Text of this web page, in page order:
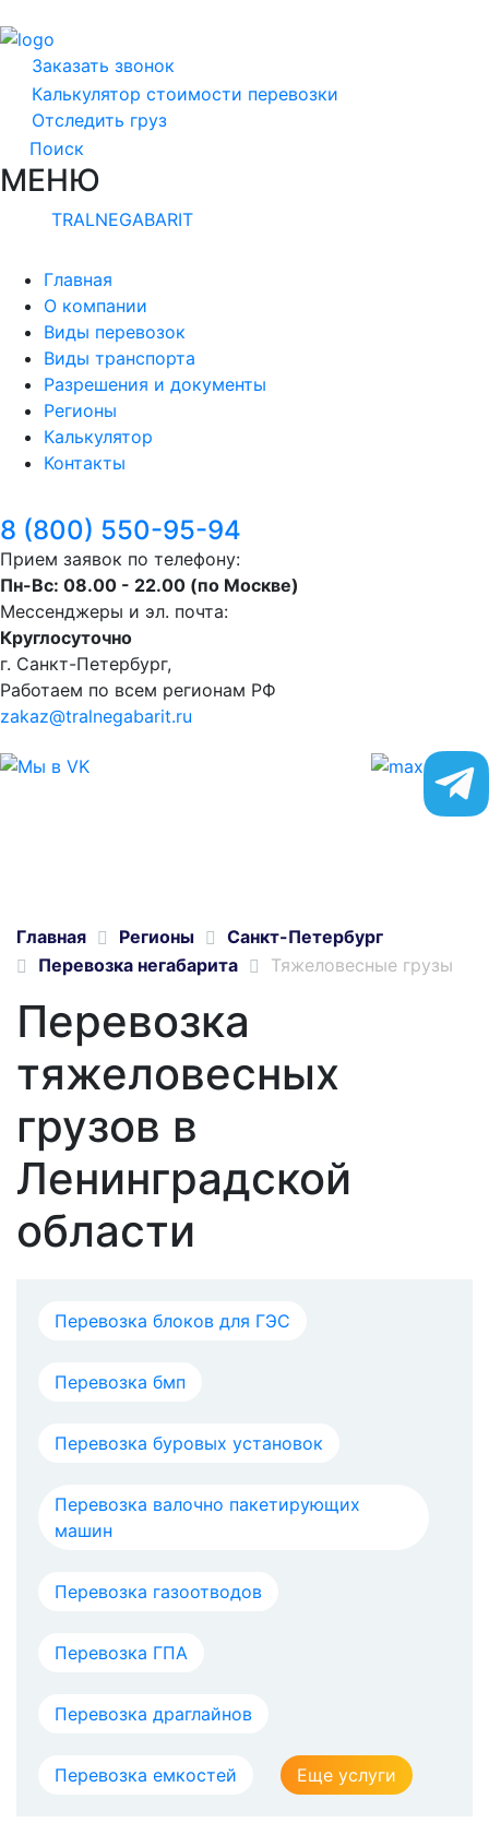
Заказать звонок
Калькулятор стоимости перевозки
Отследить груз
Поиск
МЕНЮ
TRALNEGABARIT
Главная
О компании
Виды перевозок
Виды транспорта
Разрешения и документы
Регионы
Калькулятор
Контакты
8 (800) 550-95-94
Прием заявок по телефону:
Пн-Вс: 08.00 - 22.00 (по Москве)
Мессенджеры и эл. почта:
Круглосуточно
г. Санкт-Петербург,
Работаем по всем регионам РФ
zakaz@tralnegabarit.ru
Главная Регионы
Санкт-Петербург
Перевозка негабарита
Тяжеловесные грузы
Перевозка
тяжеловесных
грузов в
Ленинградской
области
Перевозка блоков для ГЭС
Перевозка бмп
Перевозка буровых установок
Перевозка валочно пакетирующих
машин
Перевозка газоотводов
Перевозка ГПА
Перевозка драглайнов
Перевозка емкостей Еще услуги